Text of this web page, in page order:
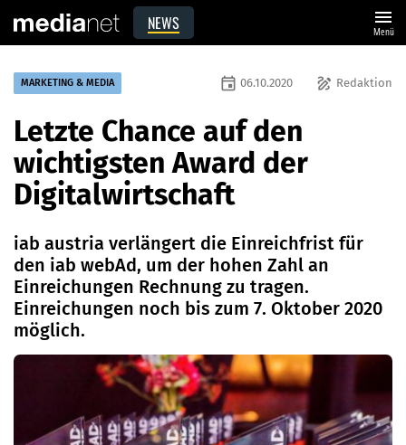
NEWS menu
Menü
MARKETING & MEDIA draw Redaktion
event 06.10.2020
Letzte Chance auf den
wichtigsten Award der
Digitalwirtschaft
iab austria verlängert die Einreichfrist für
den iab webAd, um der hohen Zahl an
Einreichungen Rechnung zu tragen.
Einreichungen noch bis zum 7. Oktober 2020
möglich.